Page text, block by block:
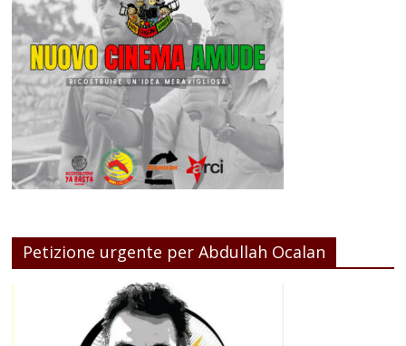
Petizione urgente per Abdullah Ocalan